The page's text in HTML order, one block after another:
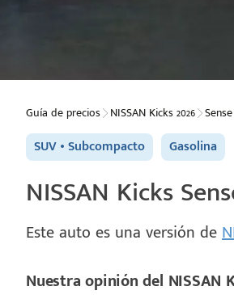
Guía de precios NISSAN Kicks 2026
SUV Subcompacto Gasolina
NISSAN Kicks
Este auto es una versión de
Nuestra opinión del NISSAN